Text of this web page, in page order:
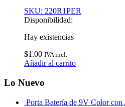
SKU: 220R1PER
Disponibilidad:
Hay existencias
$1.00 IVA incl.
Añadir al carrito
Lo Nuevo
Porta Batería de 9V Color con